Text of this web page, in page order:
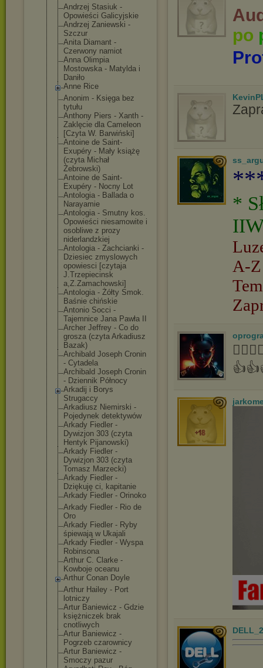
Andrzej Stasiuk -
Opowieści Galicyjskie
Andrzej Zaniewski -
Szczur
Anita Diamant -
Czerwony namiot
Anna Olimpia
Mostowska - Matylda i
Daniło
Anne Rice
Anonim - Księga bez
tytułu
Anthony Piers - Xanth -
Zaklęcie dla Cameleon
[Czyta W. Barwiński]
Antoine de Saint-
Exupéry - Mały książę
(czyta Michał
Żebrowski)
Antoine de Saint-
Exupéry - Nocny Lot
Antologia - Ballada o
Narayamie
Antologia - Smutny kos.
Opowieści niesamowite i
osobliwe z prozy
niderlandzkiej
Antologia - Zachcianki -
Dziesiec zmyslowych
opowiesci [czytaja
J.Trzepiecinsk
a,Z.Zamachowski]
Antologia - Żółty Smok.
Baśnie chińskie
Antonio Socci -
Tajemnice Jana Pawła II
Archer Jeffrey - Co do
grosza (czyta Arkadiusz
Bazak)
Archibald Joseph Cronin
- Cytadela
Archibald Joseph Cronin
- Dziennik Północy
Arkadij i Borys
Strugaccy
Arkadiusz Niemirski -
Pojedynek detektywów
Arkady Fiedler -
Dywizjon 303 (czyta
Hentyk Pijanowski)
Arkady Fiedler -
Dywizjon 303 (czyta
Tomasz Marzecki)
Arkady Fiedler -
Dziękuję ci, kapitanie
Arkady Fiedler - Orinoko
Arkady Fiedler - Rio de
Oro
Arkady Fiedler - Ryby
śpiewają w Ukajali
Arkady Fiedler - Wyspa
Robinsona
Arthur C. Clarke -
Kowboje oceanu
Arthur Conan Doyle
Arthur Hailey - Port
lotniczy
Artur Baniewicz - Gdzie
księżniczek brak
cnotliwych
Artur Baniewicz -
Pogrzeb czarownicy
Artur Baniewicz -
Smoczy pazur
po
*
A-